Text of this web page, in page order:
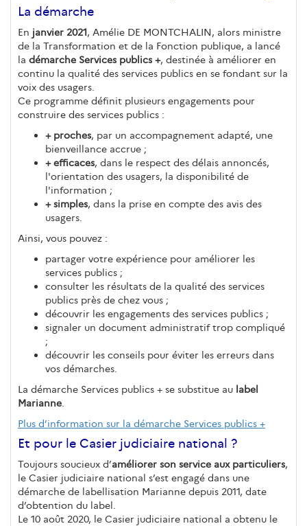
La démarche
En janvier 2021, Amélie DE MONTCHALIN, alors ministre
de la Transformation et de la Fonction publique, a lancé
la démarche Services publics +, destinée à améliorer en
continu la qualité des services publics en se fondant sur la
voix des usagers.
Ce programme définit plusieurs engagements pour
construire des services publics :
+ proches, par un accompagnement adapté, une
bienveillance accrue ;
+ efficaces, dans le respect des délais annoncés,
l'orientation des usagers, la disponibilité de
l'information ;
+ simples, dans la prise en compte des avis des
usagers.
Ainsi, vous pouvez :
partager votre expérience pour améliorer les
services publics ;
consulter les résultats de la qualité des services
publics près de chez vous ;
découvrir les engagements des services publics ;
signaler un document administratif trop compliqué
;
découvrir les conseils pour éviter les erreurs dans
vos démarches.
La démarche Services publics + se substitue au label
Marianne.
Plus d’information sur la démarche Services publics +
Et pour le Casier judiciaire national ?
Toujours soucieux d’améliorer son service aux particuliers,
le Casier judiciaire national s’est engagé dans une
démarche de labellisation Marianne depuis 2011, date
d’obtention du label.
Le 10 août 2020, le Casier judiciaire national a obtenu le